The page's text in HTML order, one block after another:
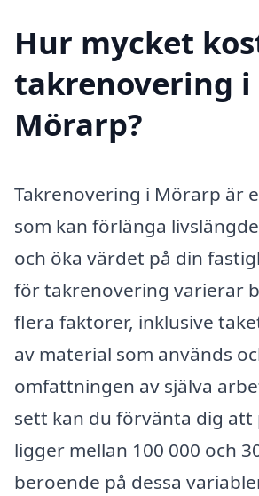
Hur mycket
takrenovering i
Mörarp?
Takrenovering i Mörarp är
som kan förlänga
och öka värdet på din
för takrenovering varierar
flera faktorer, inklusive
av material som används
omfattningen av själva
sett kan du förvänta dig att
ligger mellan 100 000 och
beroende på dessa